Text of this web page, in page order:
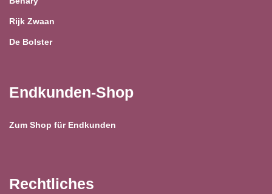
Rijk Zwaan
De Bolster
Endkunden-Shop
Zum Shop für Endkunden
Rechtliches